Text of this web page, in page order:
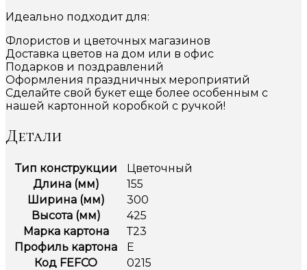
Идеально подходит для:
Флористов и цветочных магазинов
Доставка цветов на дом или в офис
Подарков и поздравлений
Оформления праздничных мероприятий
Сделайте свой букет еще более особенным с
нашей картонной коробкой с ручкой!
Детали
Тип конструкции
Цветочный
Длина (мм)
155
Ширина (мм)
300
Высота (мм)
425
Марка картона
Т23
Профиль картона
Е
Код FEFCO
0215